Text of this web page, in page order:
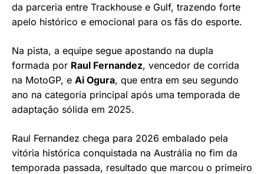
da parceria entre Trackhouse e Gulf, trazendo forte
apelo histórico e emocional para os fãs do esporte.
Na pista, a equipe segue apostando na dupla
formada por Raul Fernandez, vencedor de corrida
na MotoGP, e Ai Ogura, que entra em seu segundo
ano na categoria principal após uma temporada de
adaptação sólida em 2025.
Raul Fernandez chega para 2026 embalado pela
vitória histórica conquistada na Austrália no fim da
temporada passada, resultado que marcou o primeiro